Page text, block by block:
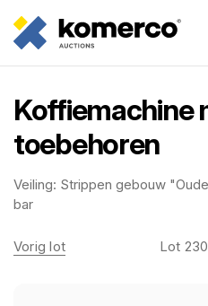
Koffiemachine
toebehoren
Veiling: Strippen gebouw
bar
Vorig lot Lot